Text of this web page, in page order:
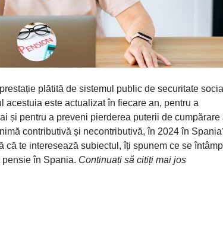
plătită de sistemul public de securitate
acestuia este actualizat în fiecare an, pentru a
și pentru a preveni pierderea puterii de cumpărare
contributivă și necontributivă, în 2024 în
că te interesează subiectul, îți spunem ce se
în Spania. Continuați să citiți mai jos